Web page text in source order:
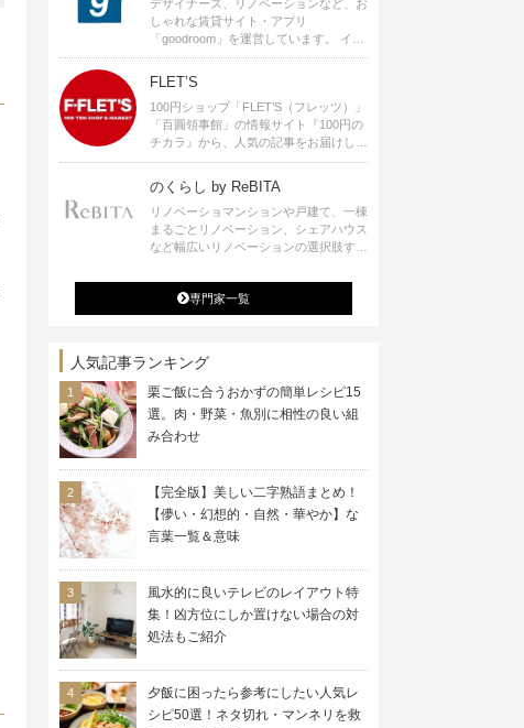
デザイナーズ、リノベーションなど、お
しゃれな賃貸サイト・アプリ
「goodroom」を運営しています。 イン
テリアや、ひとり暮らし、ふたり暮らし
のアイディアなど、賃貸でも自分らしい
暮らしを楽しむためのヒントをお届けし
ます。
FLET’S
100円ショップ「FLET’S（フレッツ）」
「百圓領事館」の情報サイト『100円の
チカラ』から、人気の記事をお届けしま
す。
のくらし by ReBITA
リノベーショマンションや戸建て、一棟
まるごとリノベーション、シェアハウス
など幅広いリノベーションの選択肢すべ
ジ・シェアスペースなど、「住む」だけ
ではなく「働く」「遊ぶ」「学ぶ」「旅
する」といった領域でも、暮らしや生き
専門家一覧
人気記事ランキング
栗ご飯に合うおかずの簡単レシピ15
選。肉・野菜・魚別に相性の良い組
み合わせ
【完全版】美しい二字熟語まとめ！
【儚い・幻想的・自然・華やか】な
言葉一覧＆意味
風水的に良いテレビのレイアウト特
集！凶方位にしか置けない場合の対
処法もご紹介
夕飯に困ったら参考にしたい人気レ
シピ50選！ネタ切れ・マンネリを救